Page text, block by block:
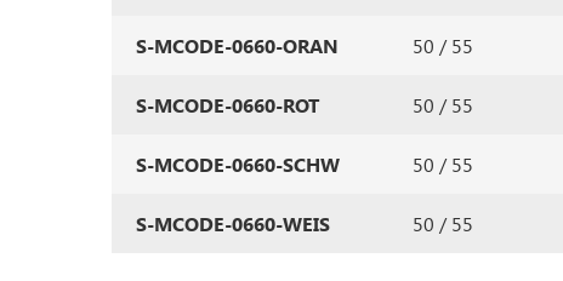
S-MCODE-0660-ORAN 50 / 55
S-MCODE-0660-ROT 50 / 55
S-MCODE-0660-SCHW 50 / 55
S-MCODE-0660-WEIS 50 / 55